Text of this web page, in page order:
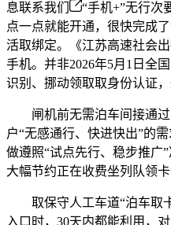
息联系我们
“手机+”无行次
点一点就能开通，很快完成
活取绑定。《江苏高速社会
手机。并非2026年5月1日全
识别、挪动领取取身份认证，
闸机前无需泊车间接通过
户“无感通行、快进快出”的
做遵照“试点先行、稳步推广
大幅节约正在收费坐列队领
取保守人工车道“泊车取
入口时，30天内都能利用，